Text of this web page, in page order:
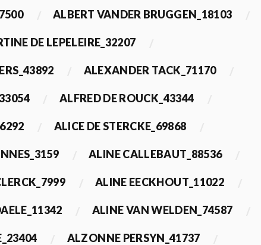
ALBERT VANDER BRUGGEN_18103
DE LEPELEIRE_32207
ALEXANDER TACK_71170
ALFRED DE ROUCK_43344
ALICE DE STERCKE_69868
ALINE CALLEBAUT_88536
ALINE EECKHOUT_11022
ALINE VAN WELDEN_74587
ALZONNE PERSYN_41737